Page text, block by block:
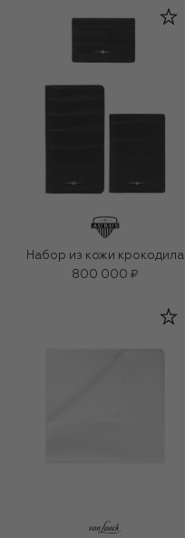
Набор из кожи крокодила
800 000 ₽